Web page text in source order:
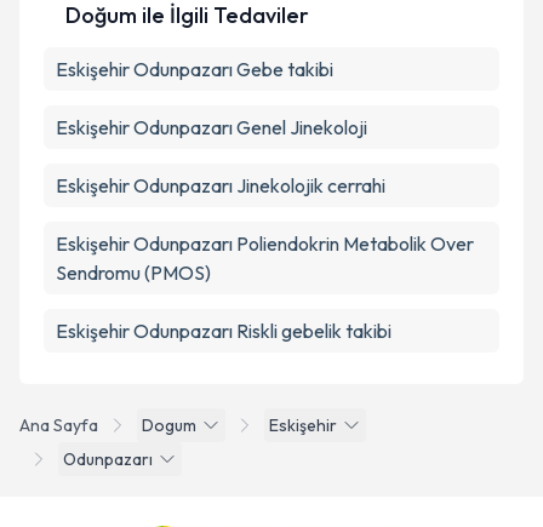
Ana Sayfa Dogum
Eskişehir
Odunpazarı
Doğum ile İlgili Tedaviler
Eskişehir Odunpazarı Gebe takibi
Eskişehir Odunpazarı Genel Jinekoloji
Eskişehir Odunpazarı Jinekolojik cerrahi
Eskişehir Odunpazarı Poliendokrin Metabolik Over
Sendromu (PMOS)
Eskişehir Odunpazarı Riskli gebelik takibi